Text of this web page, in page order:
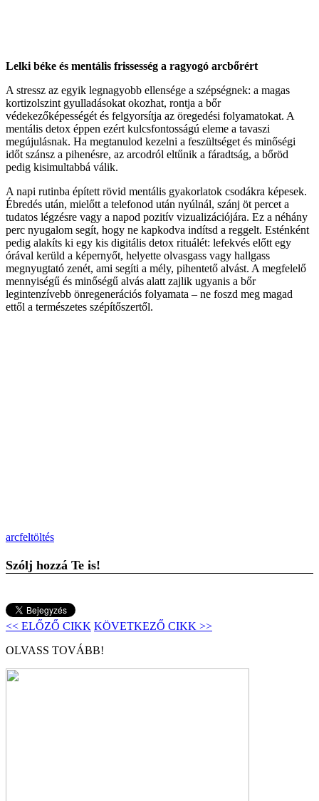
Lelki béke és mentális frissesség a ragyogó arcbőrért
A stressz az egyik legnagyobb ellensége a szépségnek: a magas
kortizolszint gyulladásokat okozhat, rontja a bőr
védekezőképességét és felgyorsítja az öregedési folyamatokat. A
mentális detox éppen ezért kulcsfontosságú eleme a tavaszi
megújulásnak. Ha megtanulod kezelni a feszültséget és minőségi
időt szánsz a pihenésre, az arcodról eltűnik a fáradtság, a bőröd
pedig kisimultabbá válik.
A napi rutinba épített rövid mentális gyakorlatok csodákra képesek.
Ébredés után, mielőtt a telefonod után nyúlnál, szánj öt percet a
tudatos légzésre vagy a napod pozitív vizualizációjára. Ez a néhány
perc nyugalom segít, hogy ne kapkodva indítsd a reggelt. Esténként
pedig alakíts ki egy kis digitális detox rituálét: lefekvés előtt egy
órával kerüld a képernyőt, helyette olvasgass vagy hallgass
megnyugtató zenét, ami segíti a mély, pihentető alvást. A megfelelő
mennyiségű és minőségű alvás alatt zajlik ugyanis a bőr
legintenzívebb önregenerációs folyamata – ne foszd meg magad
ettől a természetes szépítőszertől.
arcfeltöltés
Szólj hozzá Te is!
<< ELŐZŐ CIKK KÖVETKEZŐ CIKK >>
OLVASS TOVÁBB!